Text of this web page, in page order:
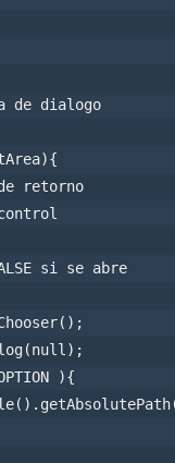
de dialogo
retorno
un control
si se abre
){